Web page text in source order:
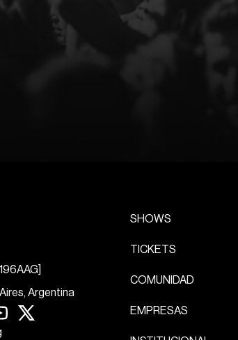
Argentina
SHOWS
TICKETS
COMUNIDAD
EMPRESAS